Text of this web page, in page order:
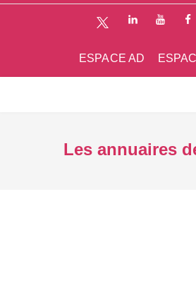
ESPACE AD
Les annuaires